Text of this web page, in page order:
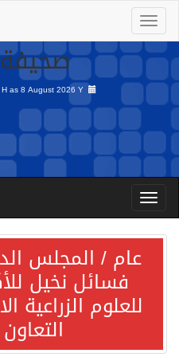
صحيفة
as8 August 2026 Y
عام / المجلس
فسائل نخيل
للعلوم الزراعية